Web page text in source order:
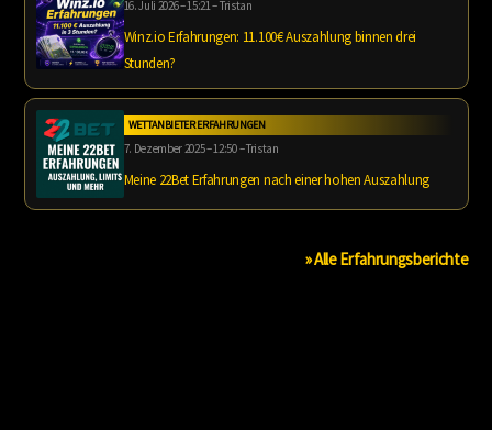
16. Juli 2026 – 15:21 – Tristan
Winz.io Erfahrungen: 11.100€ Auszahlung binnen drei
Stunden?
WETTANBIETER ERFAHRUNGEN
7. Dezember 2025 – 12:50 – Tristan
Meine 22Bet Erfahrungen nach einer hohen Auszahlung
» Alle Erfahrungsberichte